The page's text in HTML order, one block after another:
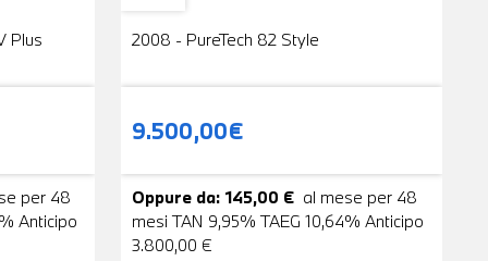
Plus
per 48
Anticipo
2008 - PureTech 82 Style
9.500,00€
Oppure da: 145,00 € al mese per 48
mesi TAN 9,95% TAEG 10,64% Anticipo
3.800,00 €